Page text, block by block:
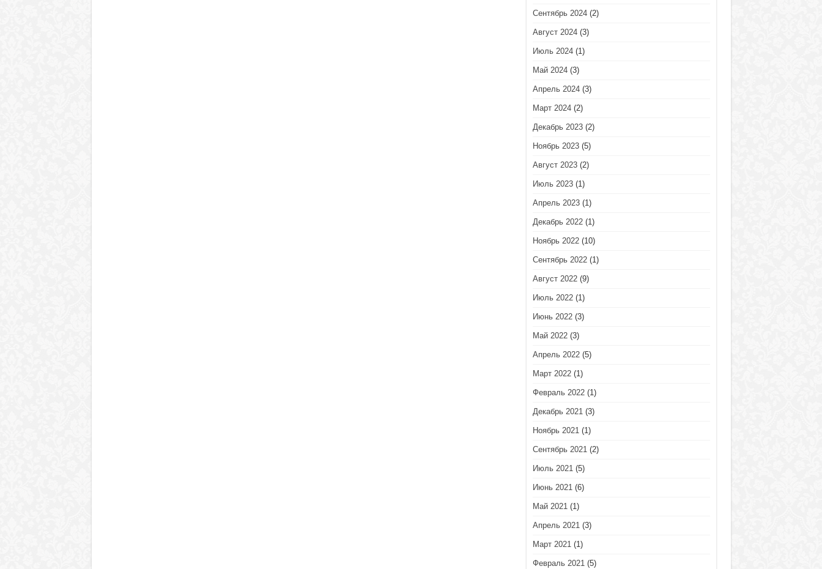
Сентябрь 2024(2)
Август 2024(3)
Июль 2024(1)
Май 2024(3)
Апрель 2024(3)
Март 2024(2)
Декабрь 2023(2)
Ноябрь 2023(5)
Август 2023(2)
Июль 2023(1)
Апрель 2023(1)
Декабрь 2022(1)
Ноябрь 2022(10)
Сентябрь 2022(1)
Август 2022(9)
Июль 2022(1)
Июнь 2022(3)
Май 2022(3)
Апрель 2022(5)
Март 2022(1)
Февраль 2022(1)
Декабрь 2021(3)
Ноябрь 2021(1)
Сентябрь 2021(2)
Июль 2021(5)
Июнь 2021(6)
Май 2021(1)
Апрель 2021(3)
Март 2021(1)
Февраль 2021(5)